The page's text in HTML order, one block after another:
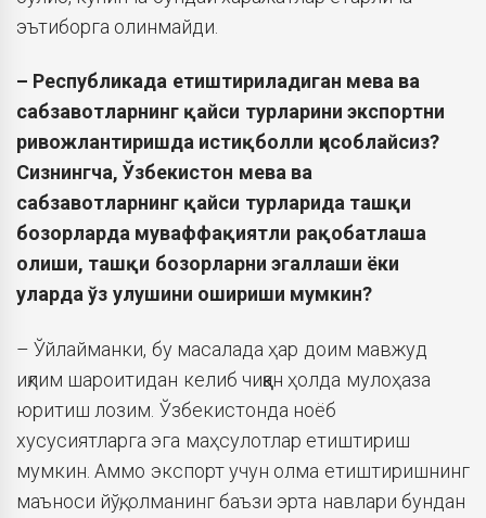
эътиборга олинмайди.
– Республикада етиштириладиган мева ва
сабзавотларнинг қайси турларини экспортни
ривожлантиришда истиқболли ҳисоблайсиз?
Сизнингча, Ўзбекистон мева ва
сабзавотларнинг қайси турларида ташқи
бозорларда муваффақиятли рақобатлаша
олиши, ташқи бозорларни эгаллаши ёки
уларда ўз улушини ошириши мумкин?
– Ўйлайманки, бу масалада ҳар доим мавжуд
иқлим шароитидан келиб чиққан ҳолда мулоҳаза
юритиш лозим. Ўзбекистонда ноёб
хусусиятларга эга маҳсулотлар етиштириш
мумкин. Аммо экспорт учун олма етиштиришнинг
маъноси йўқ, олманинг баъзи эрта навлари бундан